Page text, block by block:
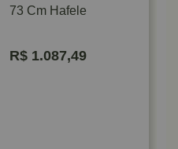
73 Cm Hafele
R$ 1.087,49